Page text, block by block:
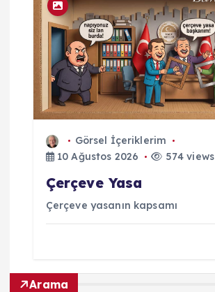
Görsel İçeriklerim
10 Ağustos 2026
574 views
Çerçeve Yasa
Çerçeve yasanın kapsamı
Arama